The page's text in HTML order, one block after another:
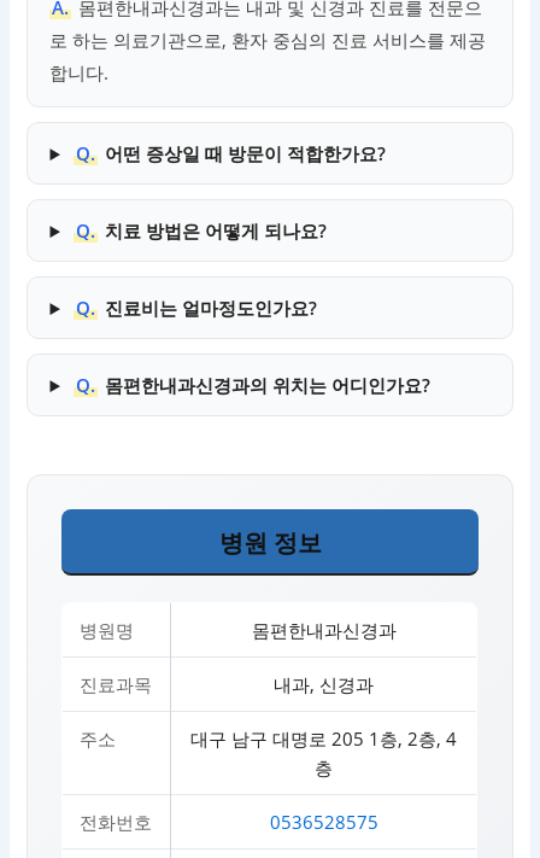
A. 몸편한내과신경과는 내과 및 신경과 진료를 전문으
로 하는 의료기관으로, 환자 중심의 진료 서비스를 제공
합니다.
Q. 어떤 증상일 때 방문이 적합한가요?
Q. 치료 방법은 어떻게 되나요?
Q. 진료비는 얼마정도인가요?
Q. 몸편한내과신경과의 위치는 어디인가요?
병원 정보
병원명 몸편한내과신경과
진료과목 내과, 신경과
주소
대구 남구 대명로 205 1층, 2층, 4
층
전화번호 0536528575